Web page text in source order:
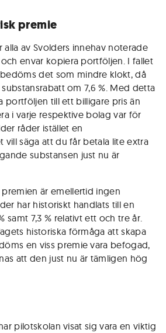
premie
alla av Svolders innehav noterade
envar kopiera portföljen. I fallet
det som mindre klokt, då
om 7,6 %. Med detta
portföljen till ett billigare pris än
i varje respektive bolag var för
råder istället en
vill säga att du får betala lite extra
substansen just nu är
är emellertid ingen
har historiskt handlats till en
samt 7,3 % relativt ett och tre år.
historiska förmåga att skapa
en viss premie vara befogad,
att den just nu är tämligen hög
pilotskolan visat sig vara en viktig